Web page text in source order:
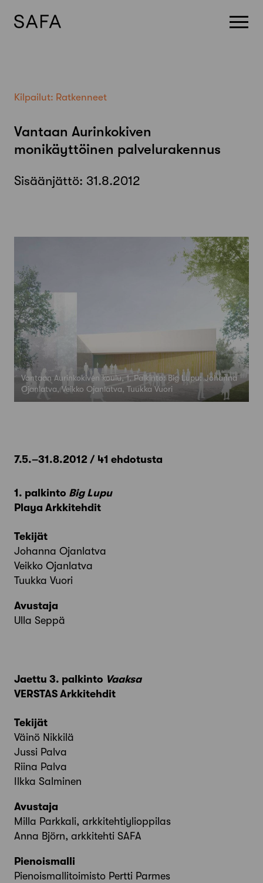
Kilpailut: Ratkenneet
Vantaan Aurinkokiven
monikäyttöinen palvelurakennus
Sisäänjättö: 31.8.2012
Vantaan Aurinkokiven koulu, 1. Palkinto: Big Lupu: Johanna
Ojanlatva, Veikko Ojanlatva, Tuukka Vuori
7.5.–31.8.2012 / 41 ehdotusta
1. palkinto Big Lupu
Playa Arkkitehdit
Tekijät
Johanna Ojanlatva
Veikko Ojanlatva
Tuukka Vuori
Avustaja
Ulla Seppä
Jaettu 3. palkinto Vaaksa
VERSTAS Arkkitehdit
Tekijät
Väinö Nikkilä
Jussi Palva
Riina Palva
Ilkka Salminen
Avustaja
Milla Parkkali, arkkitehtiylioppilas
Anna Björn, arkkitehti SAFA
Pienoismalli
Pienoismallitoimisto Pertti Parmes